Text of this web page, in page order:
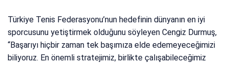
Türkiye Tenis Federasyonu’nun hedefinin dünyanın en iyi
sporcusunu yetiştirmek olduğunu söyleyen Cengiz Durmuş,
“Başarıyı hiçbir zaman tek başımıza elde edemeyeceğimizi
biliyoruz. En önemli stratejimiz, birlikte çalışabileceğimiz